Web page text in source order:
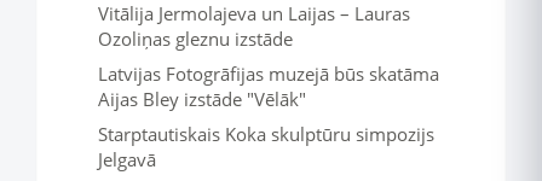
Vitālija Jermolajeva un Laijas – Lauras
Ozoliņas gleznu izstāde
Latvijas Fotogrāfijas muzejā būs skatāma
Aijas Bley izstāde "Vēlāk"
Starptautiskais Koka skulptūru simpozijs
Jelgavā